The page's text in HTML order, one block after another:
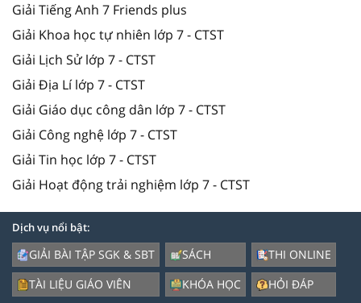
Giải Tiếng Anh 7 Friends plus
Giải Khoa học tự nhiên lớp 7 - CTST
Giải Lịch Sử lớp 7 - CTST
Giải Địa Lí lớp 7 - CTST
Giải Giáo dục công dân lớp 7 - CTST
Giải Công nghệ lớp 7 - CTST
Giải Tin học lớp 7 - CTST
Giải Hoạt động trải nghiệm lớp 7 - CTST
Dịch vụ nổi bật:
GIẢI BÀI TẬP SGK & SBT
TÀI LIỆU GIÁO VIÊN
SÁCH
KHÓA HỌC
THI ONLINE
HỎI ĐÁP